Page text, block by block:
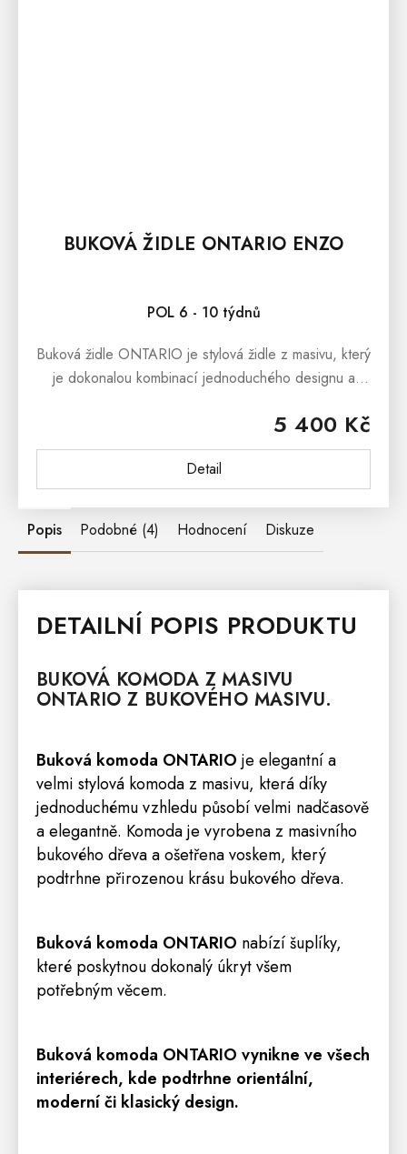
BUKOVÁ ŽIDLE ONTARIO ENZO
POL 6 - 10 týdnů
5 400 Kč
Detail
Buková židle ONTARIO je stylová židle z masivu, který
je dokonalou kombinací jednoduchého designu a
ONTARIO se skvěle hodí do...
Popis Podobné (4) Hodnocení Diskuze
DETAILNÍ POPIS PRODUKTU
BUKOVÁ KOMODA Z MASIVU
ONTARIO Z BUKOVÉHO MASIVU.
Buková komoda ONTARIO je elegantní a
velmi stylová komoda z masivu, která díky
jednoduchému vzhledu působí velmi nadčasově
a elegantně. Komoda je vyrobena z masivního
bukového dřeva a ošetřena voskem, který
podtrhne přirozenou krásu bukového dřeva.
Buková komoda ONTARIO nabízí šuplíky,
které poskytnou dokonalý úkryt všem
potřebným věcem.
Buková komoda ONTARIO vynikne ve všech
interiérech, kde podtrhne orientální,
moderní či klasický design.